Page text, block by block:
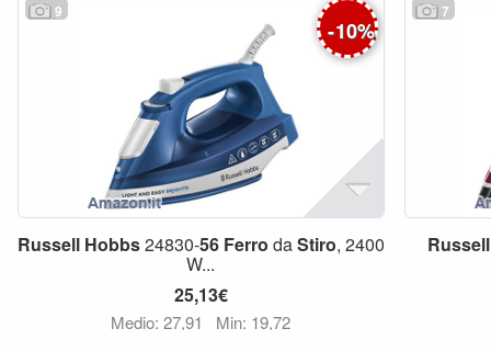
9
-10%
Russell Hobbs24830-56 Ferro daStiro, 2400
W...
25,13€
Medio: 27,91 Min: 19,72
7
Russell